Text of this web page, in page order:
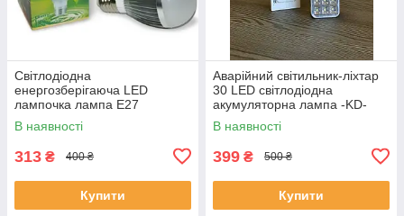
Світлодіодна
енергозберігаюча LED
лампочка лампа E27
5Вт/220В -ELM-27.
В наявності
313 ₴ 400 ₴
Купити
Аварійний світильник-ліхтар
30 LED cвітлодіодна
акумуляторна лампа -KD-
630.
В наявності
399 ₴ 500 ₴
Купити